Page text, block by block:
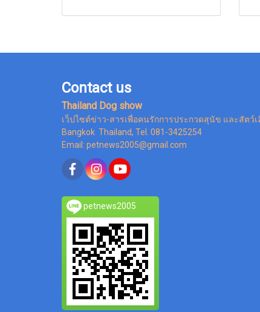
Contact us
Thailand Dog show
เว็ปไซต์ข่าว-สารเพื่อคนรักการประกวดสุนัข และสัตว์เ
Bangkok Thailand, Tel. 081-3425254
Email: petnews2005@gmail.com
petnews2005